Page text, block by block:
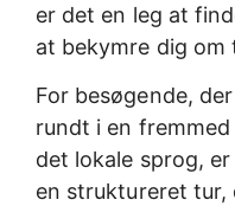
er det en leg at
at bekymre dig om
For besøgende,
rundt i en
det lokale sprog,
en struktureret tur,